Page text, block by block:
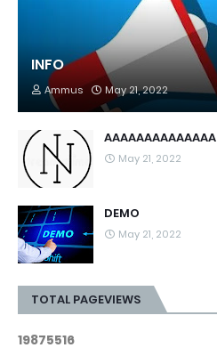
INFO
Ammus May 21, 2022
AAAAAAAAAAAAAA
May 21, 2022
DEMO
May 21, 2022
TOTAL PAGEVIEWS
19875516